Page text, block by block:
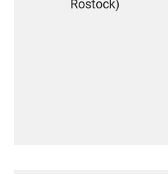
Rostock)